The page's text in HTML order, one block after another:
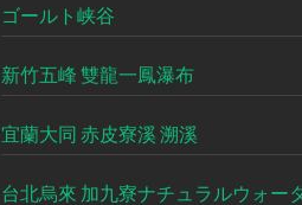
ゴールト峡谷
新竹五峰 雙龍一鳳瀑布
宜蘭大同 赤皮寮溪 溯溪
台北烏來 加九寮ナチュラルウォー